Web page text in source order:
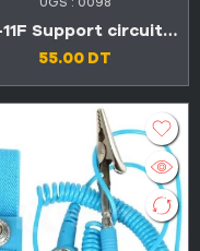
ZD-11F Support circuit imprimé
55.00 DT